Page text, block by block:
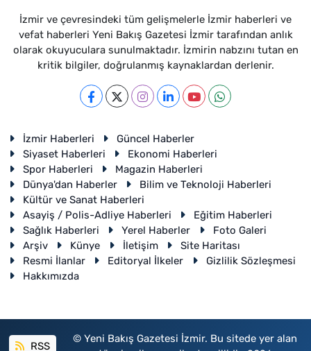
İzmir ve çevresindeki tüm gelişmelerle İzmir haberleri ve
vefat haberleri Yeni Bakış Gazetesi İzmir tarafından anlık
olarak okuyuculara sunulmaktadır. İzmirin nabzını tutan en
kritik bilgiler, doğrulanmış kaynaklardan derlenir.
İzmir Haberleri
Güncel Haberler
Siyaset Haberleri
Ekonomi Haberleri
Spor Haberleri
Magazin Haberleri
Dünya'dan Haberler
Bilim ve Teknoloji Haberleri
Kültür ve Sanat Haberleri
Asayiş / Polis-Adliye Haberleri
Eğitim Haberleri
Sağlık Haberleri
Yerel Haberler
Foto Galeri
Arşiv
Künye İletişim
Site Haritası
Resmi İlanlar
Editoryal İlkeler
Gizlilik Sözleşmesi
Hakkımızda
RSS
© Yeni Bakış Gazetesi İzmir. Bu sitede yer alan